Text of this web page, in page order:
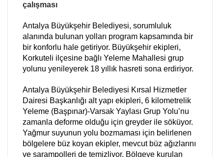
çalışması
Antalya Büyükşehir Belediyesi, sorumluluk
alanında bulunan yolları program kapsamında bir
bir konforlu hale getiriyor. Büyükşehir ekipleri,
Korkuteli ilçesine bağlı Yeleme Mahallesi grup
yolunu yenileyerek 18 yıllık hasreti sona erdiriyor.
Antalya Büyükşehir Belediyesi Kırsal Hizmetler
Dairesi Başkanlığı alt yapı ekipleri, 6 kilometrelik
Yeleme (Başpınar)-Varsak Yaylası Grup Yolu’nu
zamanla deforme olduğu için greyder ile söküyor.
Yağmur suyunun yolu bozmaması için belirlenen
bölgelere büz koyan ekipler, mevcut büz ağızlarını
ve şarampolleri de temizliyor. Bölgeye kurulan